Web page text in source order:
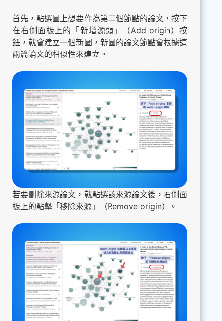
首先，點選圖上想要作為第二個節點的論文，按下
在右側面板上的「新增源頭」（Add origin）按
鈕，就會建立一個新圖，新圖的論文節點會根據這
兩篇論文的相似性來建立。
若要刪除來源論文，就點選該來源論文後，右側面
板上的點擊「移除來源」（Remove origin）。